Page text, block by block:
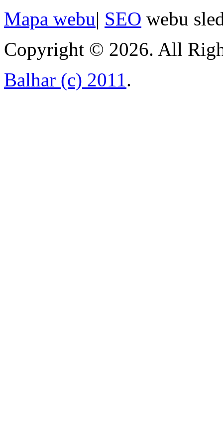
Mapa webu| SEO webu
Copyright © 2026. All
Balhar (c) 2011.